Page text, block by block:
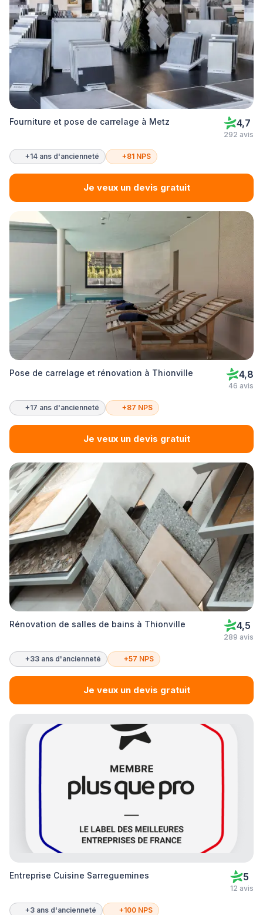
Fourniture et pose de carrelage à Metz 4,7
292 avis
+14 ans d'ancienneté +81 NPS
Je veux un devis gratuit
Pose de carrelage et rénovation à Thionville 4,8
46 avis
+17 ans d'ancienneté +87 NPS
Je veux un devis gratuit
Rénovation de salles de bains à Thionville 4,5
289 avis
+33 ans d'ancienneté +57 NPS
Je veux un devis gratuit
Entreprise Cuisine Sarreguemines 5
12 avis
+3 ans d'ancienneté +100 NPS